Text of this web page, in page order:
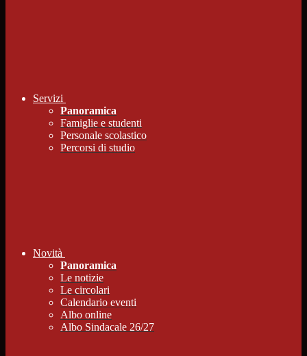
Servizi
Panoramica
Famiglie e studenti
Personale scolastico
Percorsi di studio
Novità
Panoramica
Le notizie
Le circolari
Calendario eventi
Albo online
Albo Sindacale 26/27